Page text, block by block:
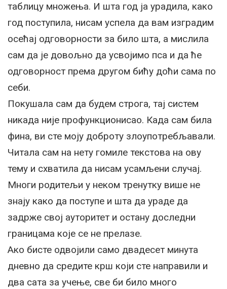
таблицу множења. И шта год ја урадила, како
год поступила, нисам успела да вам изградим
осећај одговорности за било шта, а мислила
сам да је довољно да усвојимо пса и да ће
одговорност према другом бићу доћи сама по
себи.
Покушала сам да будем строга, тај систем
никада није профункционисао. Када сам била
фина, ви сте моју доброту злоупотребљавали.
Читала сам на нету гомиле текстова на ову
тему и схватила да нисам усамљени случај.
Многи родитељи у неком тренутку више не
знају како да поступе и шта да ураде да
задрже свој ауторитет и остану доследни
границама које се не прелазе.
Ако бисте одвојили само двадесет минута
дневно да средите крш који сте направили и
два сата за учење, све би било много